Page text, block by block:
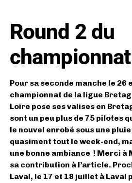
Round 2 du
championnat
Pour sa seconde manche le 26
championnat de la ligue
Loire pose ses valises en
sont un peu plus de 75 pilotes
le nouvel enrobé sous une
quasiment tout le week-end,
une bonne ambiance ! Merci à
sa contribution à l’article.
Laval, le 17 et 18 juillet à Laval